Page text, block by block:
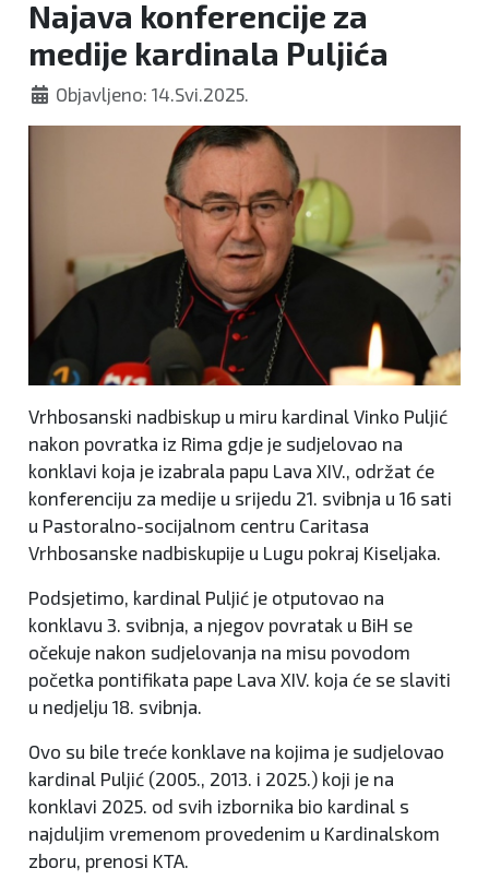
Najava konferencije za
medije kardinala Puljića
Objavljeno: 14.Svi.2025.
Vrhbosanski nadbiskup u miru kardinal Vinko Puljić
nakon povratka iz Rima gdje je sudjelovao na
konklavi koja je izabrala papu Lava XIV., održat će
konferenciju za medije u srijedu 21. svibnja u 16 sati
u Pastoralno-socijalnom centru Caritasa
Vrhbosanske nadbiskupije u Lugu pokraj Kiseljaka.
Podsjetimo, kardinal Puljić je otputovao na
konklavu 3. svibnja, a njegov povratak u BiH se
očekuje nakon sudjelovanja na misu povodom
početka pontifikata pape Lava XIV. koja će se slaviti
u nedjelju 18. svibnja.
Ovo su bile treće konklave na kojima je sudjelovao
kardinal Puljić (2005., 2013. i 2025.) koji je na
konklavi 2025. od svih izbornika bio kardinal s
najduljim vremenom provedenim u Kardinalskom
zboru, prenosi KTA.